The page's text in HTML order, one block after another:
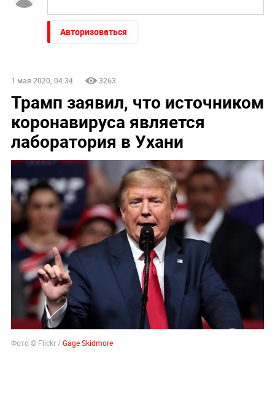
Авторизоваться
1 мая 2020, 04:34 3263
Трамп заявил, что источником
коронавируса является
лаборатория в Ухани
Фото © Flickr /Gage Skidmore